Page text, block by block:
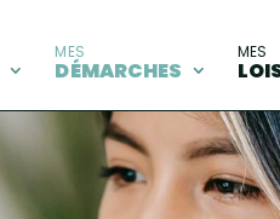
MES
DÉMARCHES
MES